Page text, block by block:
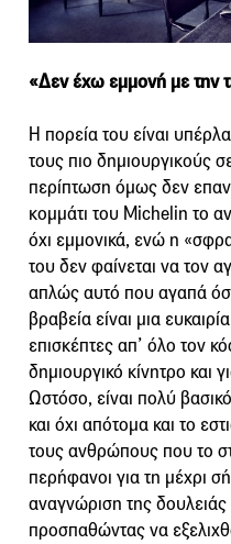
«Δεν έχω εμμονή με την
Η πορεία του είναι
τους πιο δημιουργικούς
περίπτωση όμως δεν
κομμάτι του Michelin το
όχι εμμονικά, ενώ η
του δεν φαίνεται να τον
απλώς αυτό που αγαπά
βραβεία είναι μια
επισκέπτες απ’ όλο τον
δημιουργικό κίνητρο και
Ωστόσο, είναι πολύ
και όχι απότομα και το
τους ανθρώπους που το
περήφανοι για τη μέχρι
αναγνώριση της
προσπαθώντας να